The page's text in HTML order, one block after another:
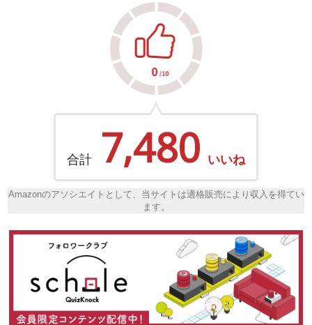
合計 7,480 いいね
Amazonのアソシエイトとして、当サイトは適格販売により収入を得てい
ます。